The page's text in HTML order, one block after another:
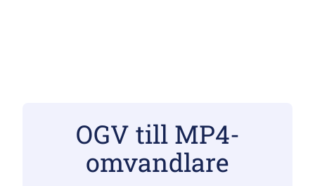
OGV till MP4-
omvandlare